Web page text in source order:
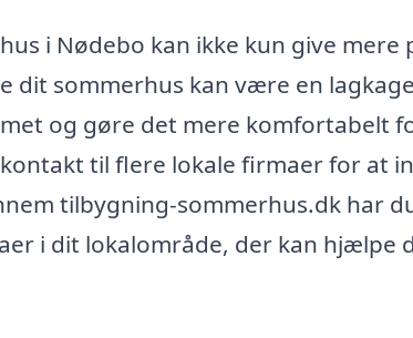
i Nødebo kan ikke kun give
dit sommerhus kan være en
og gøre det mere komfortabelt
til flere lokale firmaer for at
tilbygning-sommerhus.dk har
i dit lokalområde, der kan hjælpe